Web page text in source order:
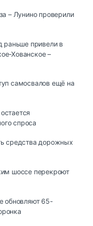
– Лунино проверили
раньше привели в
Хованское –
самосвалов ещё на
спроса
средства дорожных
шоссе перекроют
обновляют 65-